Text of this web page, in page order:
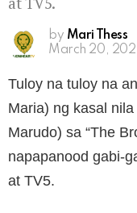
by Mari Thess
March 20,
Tuloy na tuloy na
Maria) ng kasal
Marudo) sa “The
napapanood gabi-
at TV5.